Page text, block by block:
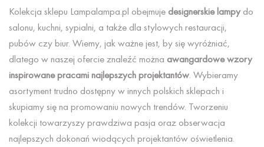
Kolekcja sklepu Lampalampa.pl obejmuje designerskie lampydo
salonu, kuchni, sypialni, a także dla stylowych restauracji,
pubów czy biur. Wiemy, jak ważne jest, by się wyróżniać,
dlatego w naszej ofercie znaleźć można awangardowe wzory
inspirowane pracami najlepszych projektantów. Wybieramy
asortyment trudno dostępny w innych polskich sklepach i
skupiamy się na promowaniu nowych trendów. Tworzeniu
kolekcji towarzyszy prawdziwa pasja oraz obserwacja
najlepszych dokonań wiodących projektantów oświetlenia.